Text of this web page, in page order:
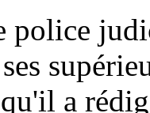
a